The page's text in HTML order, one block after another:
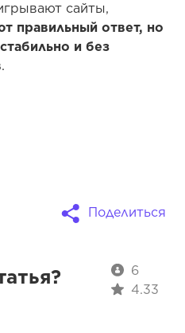
сайты,
правильный ответ, но
и без
.
Поделиться
6
4.33